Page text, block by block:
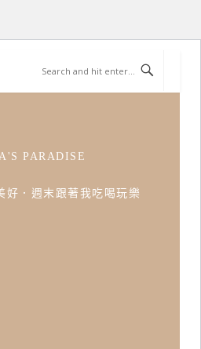
PARADISE
好．週末跟著我吃喝玩樂